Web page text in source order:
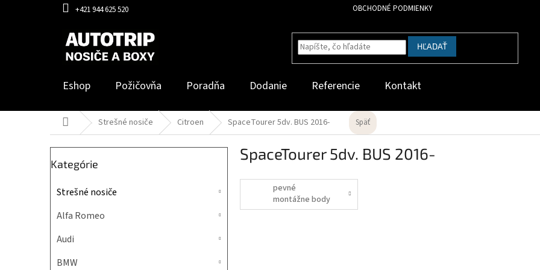
+421 944 625 520 OBCHODNÉ PODMIENKY
HĽADAŤ
Eshop Požičovňa Poradňa Dodanie Referencie Kontakt
DomovStrešné nosiče Citroen SpaceTourer 5dv. BUS 2016- Späť
č
Preskočiť
Kategórie
Strešné nosiče
Alfa Romeo
Audi
BMW
SpaceTourer 5dv. BUS 2016-
pevné
montážne body